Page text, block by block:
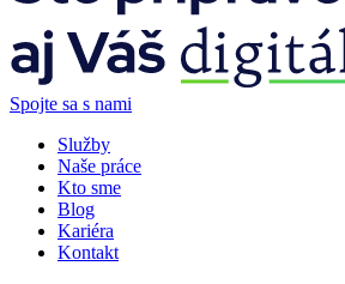
Spojte sa s nami
Služby
Naše práce
Kto sme
Blog
Kariéra
Kontakt